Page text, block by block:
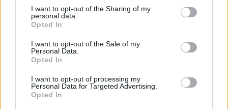
I want to opt-out of the Sharing of my
personal data.
Opted In
I want to opt-out of the Sale of my
Personal Data.
Opted In
I want to opt-out of processing my
Personal Data for Targeted Advertising.
Opted In
megújult BÁV Aukciósház mára a magyarországi
műkereskedelem egyik legfontosabb színterévé, kereskedelmi
és árverési központtá vált. . Hazánk legnagyobb
felkészült munkatársai a hét hat napján állnak a műtárgyat
eladni, vagy venni kívánók rendelkezésére.
GALÉRIA TOVÁBBI MŰTÁRGYAI